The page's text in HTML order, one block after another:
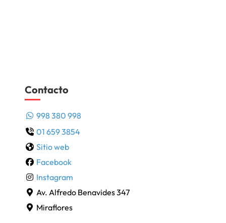
Contacto
998 380 998
01 659 3854
Sitio web
Facebook
Instagram
Av. Alfredo Benavides 347
Miraflores